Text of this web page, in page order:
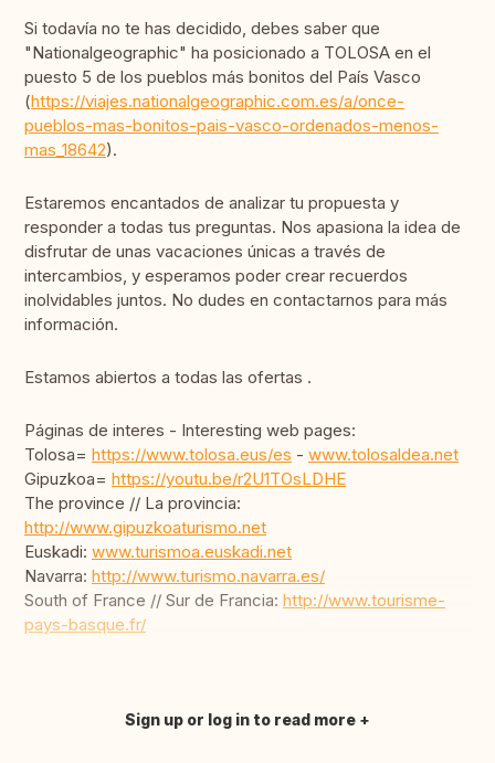
Si todavía no te has decidido, debes saber que
"Nationalgeographic" ha posicionado a TOLOSA en el
puesto 5 de los pueblos más bonitos del País Vasco
(https://viajes.nationalgeographic.com.es/a/once-
pueblos-mas-bonitos-pais-vasco-ordenados-menos-
mas_18642).
Estaremos encantados de analizar tu propuesta y
responder a todas tus preguntas. Nos apasiona la idea de
disfrutar de unas vacaciones únicas a través de
intercambios, y esperamos poder crear recuerdos
inolvidables juntos. No dudes en contactarnos para más
información.
Estamos abiertos a todas las ofertas .
Páginas de interes - Interesting web pages:
Tolosa= https://www.tolosa.eus/es - www.tolosaldea.net
Gipuzkoa= https://youtu.be/r2U1TOsLDHE
The province // La provincia:
http://www.gipuzkoaturismo.net
Euskadi: www.turismoa.euskadi.net
Navarra: http://www.turismo.navarra.es/
South of France // Sur de Francia: http://www.tourisme-
pays-basque.fr/
Translate this
Sign up or log in to read more